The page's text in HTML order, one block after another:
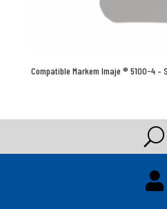
Compatible Markem Imaje ® 5100-4 –
U
